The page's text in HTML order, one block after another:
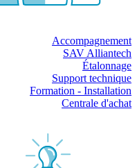
Accompagnement
SAV Alliantech
Étalonnage
Support technique
Formation - Installation
Centrale d'achat